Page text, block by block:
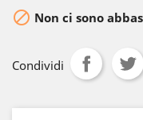
 Non ci sono
Condividi